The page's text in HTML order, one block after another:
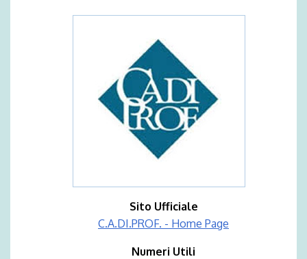
Sito Ufficiale
C.A.DI.PROF. - Home Page
Numeri Utili